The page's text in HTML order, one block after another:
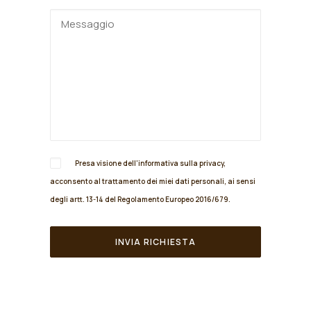
Presa visione dell'informativa sulla privacy,
acconsento al trattamento dei miei dati personali, ai sensi
degli artt. 13-14 del Regolamento Europeo 2016/679.